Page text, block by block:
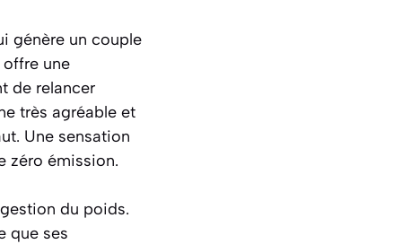
génère un couple
une
de relancer
très agréable et
Une sensation
zéro émission.
du poids.
que ses